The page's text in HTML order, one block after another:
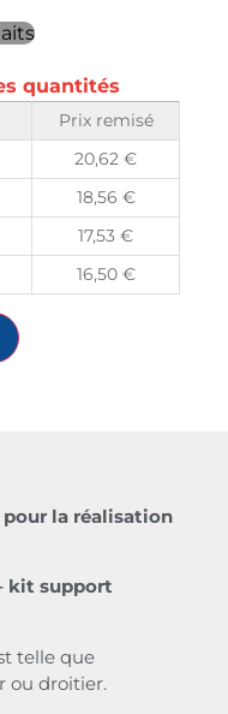
quantités
Prix remisé
20,62 €
18,56 €
17,53 €
16,50 €
la réalisation
kit support
telle que
ou droitier.